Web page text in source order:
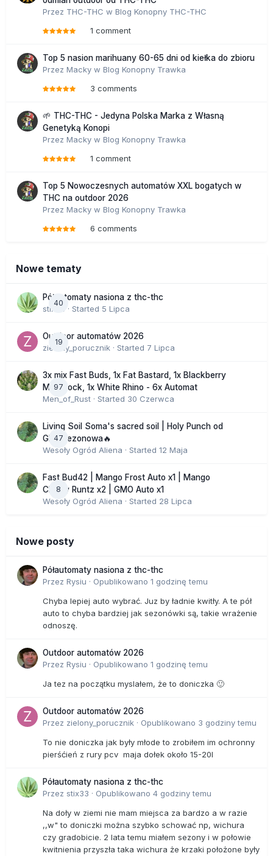
Przez THC-THC w Blog Konopny THC-THC
1 comment
Top 5 nasion marihuany 60-65 dni od kiełka do zbioru
Przez Macky w Blog Konopny Trawka
3 comments
🌱 THC-THC - Jedyna Polska Marka z Własną
Genetyką Konopi
Przez Macky w Blog Konopny Trawka
1 comment
Top 5 Nowoczesnych automatów XXL bogatych w
THC na outdoor 2026
Przez Macky w Blog Konopny Trawka
6 comments
Nowe tematy
40
Półautomaty nasiona z thc-thc
stix33 · Started 5 Lipca
19
Outdoor automatów 2026
zielony_porucznik · Started 7 Lipca
97
3x mix Fast Buds, 1x Fat Bastard, 1x Blackberry
Moonrock, 1x White Rhino - 6x Automat
Men_of_Rust · Started 30 Czerwca
47
Living Soil Soma's sacred soil | Holy Punch od
GHS sezonowa🔥
Wesoły Ogród Aliena · Started 12 Maja
8
Fast Bud42 | Mango Frost Auto x1 | Mango
Cherry Runtz x2 | GMO Auto x1
Wesoły Ogród Aliena · Started 28 Lipca
Nowe posty
Półautomaty nasiona z thc-thc
Przez Rysiu · Opublikowano 1 godzinę temu
Chyba lepiej auto wybrać. Juz by ładnie kwitły. A te pół
auto to chyba bardziej jak sezonówki są, takie wrażenie
odnoszę.
Outdoor automatów 2026
Przez Rysiu · Opublikowano 1 godzinę temu
Ja tez na początku myslałem, że to doniczka 🙂
Outdoor automatów 2026
Przez zielony_porucznik · Opublikowano 3 godziny temu
To nie doniczka jak były młode to zrobiłem im ochronny
pierśćień z rury pcv maja dołek około 15-20l
Półautomaty nasiona z thc-thc
Przez stix33 · Opublikowano 4 godziny temu
Na doły w ziemi nie mam miejsca za bardzo a w razie
,,w" to doniczki można szybko schować np, wichura
czy gradobicie. 2 lata temu miałem sezony i w połowie
kwitnienia przyszła taka wichura że krzaki położone były